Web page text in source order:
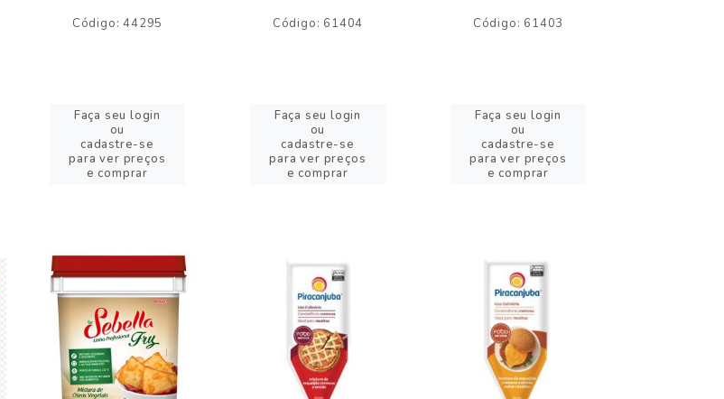
Código: 44295
Faça seu login
ou
cadastre-se
para ver preços
e comprar
Código: 61404
Faça seu login
ou
cadastre-se
para ver preços
e comprar
Código: 61403
Faça seu login
ou
cadastre-se
para ver preços
e comprar